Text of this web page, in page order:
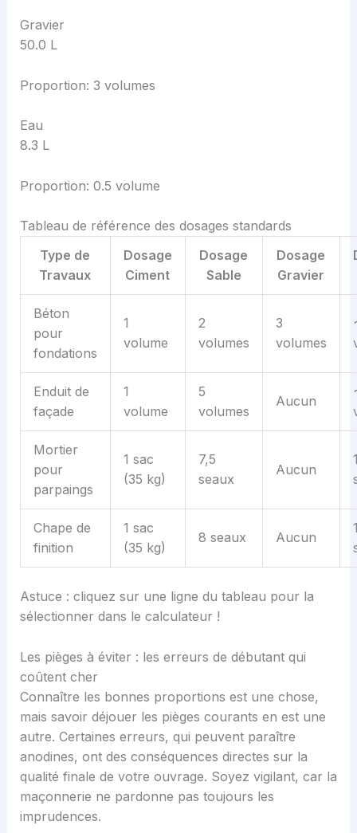
Gravier
50.0 L
Proportion: 3 volumes
Eau
8.3 L
Proportion: 0.5 volume
Tableau de référence des dosages standards
Type de
Travaux
Dosage
Ciment
Dosage
Sable
Dosage
Gravier
Béton
pour
fondations
1
volume
2
volumes
3
volumes
Enduit de
façade
1
volume
5
volumes
Aucun
Mortier
pour
parpaings
1 sac
(35 kg)
7,5
seaux
Aucun
Chape de
finition
1 sac
(35 kg)
8 seaux Aucun
Astuce : cliquez sur une ligne du tableau pour la
sélectionner dans le calculateur !
Les pièges à éviter : les erreurs de débutant qui
coûtent cher
Connaître les bonnes proportions est une chose,
mais savoir déjouer les pièges courants en est une
autre. Certaines erreurs, qui peuvent paraître
anodines, ont des conséquences directes sur la
qualité finale de votre ouvrage. Soyez vigilant, car la
maçonnerie ne pardonne pas toujours les
imprudences.